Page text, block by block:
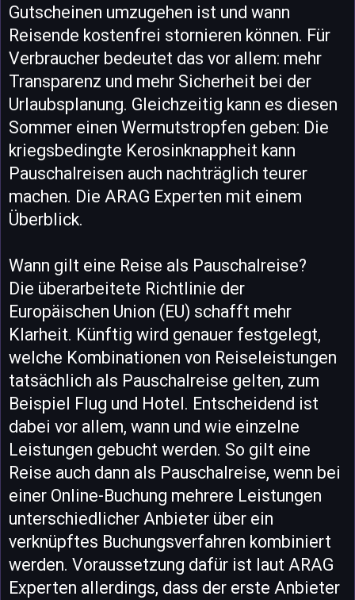
Gutscheinen umzugehen ist und wann
Reisende kostenfrei stornieren können. Für
Verbraucher bedeutet das vor allem: mehr
Transparenz und mehr Sicherheit bei der
Urlaubsplanung. Gleichzeitig kann es diesen
Sommer einen Wermutstropfen geben: Die
kriegsbedingte Kerosinknappheit kann
Pauschalreisen auch nachträglich teurer
machen. Die ARAG Experten mit einem
Überblick.
Wann gilt eine Reise als Pauschalreise?
Die überarbeitete Richtlinie der
Europäischen Union (EU) schafft mehr
Klarheit. Künftig wird genauer festgelegt,
welche Kombinationen von Reiseleistungen
tatsächlich als Pauschalreise gelten, zum
Beispiel Flug und Hotel. Entscheidend ist
dabei vor allem, wann und wie einzelne
Leistungen gebucht werden. So gilt eine
Reise auch dann als Pauschalreise, wenn bei
einer Online-Buchung mehrere Leistungen
unterschiedlicher Anbieter über ein
verknüpftes Buchungsverfahren kombiniert
werden. Voraussetzung dafür ist laut ARAG
Experten allerdings, dass der erste Anbieter